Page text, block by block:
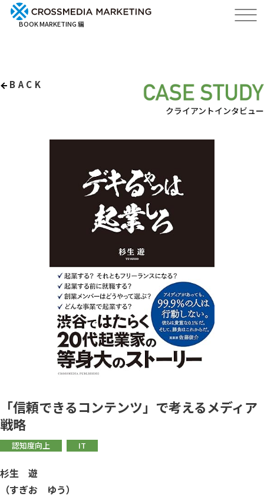
BOOK MARKETING 編
BACK
クライアントインタビュー
「信頼できるコンテンツ」で考えるメディア
戦略
認知度向上 IT
杉生 遊
（すぎお ゆう）